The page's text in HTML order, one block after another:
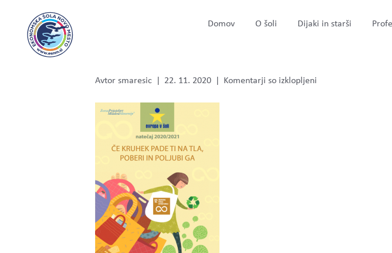
Domov O šoli Dijaki in starši
Avtor smaresic 22. 11. 2020 Komentarji so izklopljeni